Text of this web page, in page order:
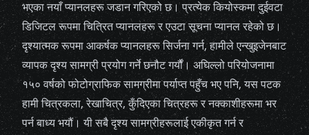
भएका नयाँ प्यानलहरू जडान गरिएको छ। प्रत्येक कियोस्कमा दुईवटा
डिजिटल रूपमा चित्रित प्यानलहरू र एउटा सूचना प्यानल रहेको छ।
दृश्यात्मक रूपमा आकर्षक प्यानलहरू सिर्जना गर्न, हामीले एन्खुइजेनबाट
व्यापक दृश्य सामग्री प्रयोग गर्ने छनौट गर्यौं। अघिल्लो परियोजनामा
१५० वर्षको फोटोग्राफिक सामग्रीमा पर्याप्त पहुँच भए पनि, यस पटक
हामी चित्रकला, रेखाचित्र, कुँदिएका चित्रहरू र नक्काशीहरूमा भर
पर्न बाध्य भयौं। यी सबै दृश्य सामग्रीहरूलाई एकीकृत गर्न र